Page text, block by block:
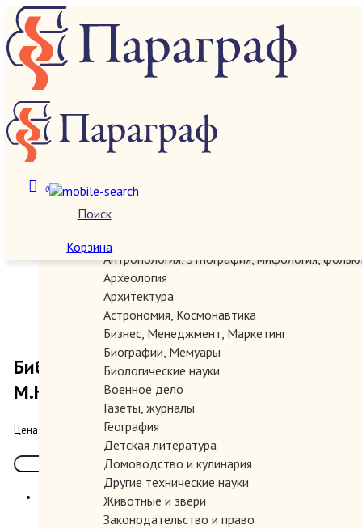
Поиск
0
Корзина
О нас
Категории
Автографы, документы, рукописи
Антропология, этнография, мифология,
Археология
Архитектура
Астрономия, Космонавтика
Бизнес, Менеджмент, Маркетинг
Биографии, Мемуары
Биологические науки
Военное дело
Газеты, журналы
География
Детская литература
Домоводство и кулинария
Другие технические науки
Животные и звери
Законодательство и право
Библиография литературы о
М.Ю.Лермонтове. 1917 - 1977.
Цена: 300.00 руб.